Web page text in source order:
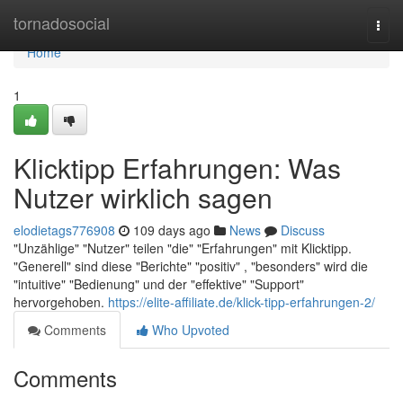
tornadosocial
Home
Home
1
Klicktipp Erfahrungen: Was
Nutzer wirklich sagen
elodietags776908 109 days ago News
Discuss
"Unzählige" "Nutzer" teilen "die" "Erfahrungen" mit Klicktipp.
"Generell" sind diese "Berichte" "positiv" , "besonders" wird die
"intuitive" "Bedienung" und der "effektive" "Support"
hervorgehoben. https://elite-affiliate.de/klick-tipp-erfahrungen-2/
Comments
Who Upvoted
Comments